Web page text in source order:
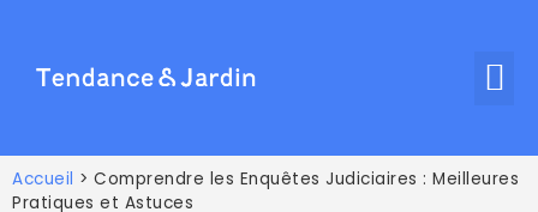
Accueil > Comprendre les Enquêtes Judiciaires : Meilleures
Pratiques et Astuces